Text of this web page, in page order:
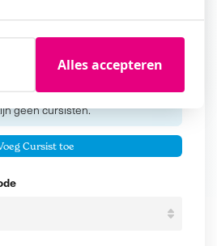
geencursisten.
Cursist toe
Alles accepteren